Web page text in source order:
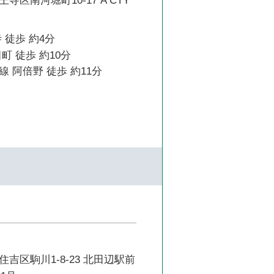
徒歩 約4分
徒歩 約10分
阿倍野 徒歩 約11分
吉区駒川1-8-23 北田辺駅前